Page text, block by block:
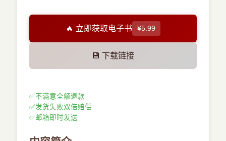
🔥 立即获取电子书 ¥5.99
💾 下载链接
✅不满意全额退款
✅发货失败双倍赔偿
✅邮箱即时发送